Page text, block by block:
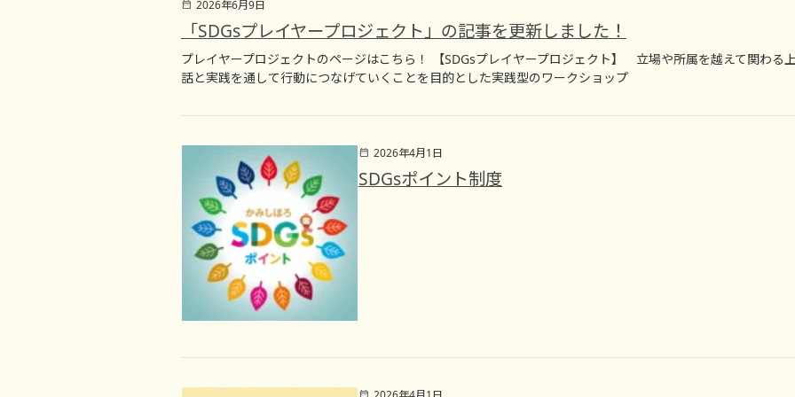
2026年6月9日
「SDGsプレイヤープロジェクト」の記事を更新しました！
プレイヤープロジェクトのページはこちら！ 【SDGsプレイヤープロジェクト】 立場や所属を越えて関わる
話と実践を通して行動につなげていくことを目的とした実践型のワークショップ
2026年4月1日
SDGsポイント制度